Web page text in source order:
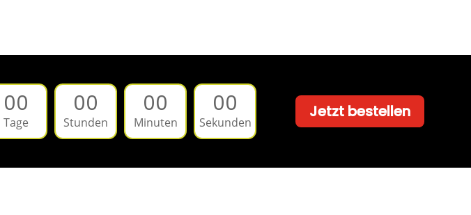
00
Tage
00
Stunden
00
Minuten
00
Sekunden
Jetzt bestellen